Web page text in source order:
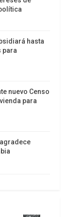
más
referencia
Servicios
la
hasta
para
nuevo Censo
para